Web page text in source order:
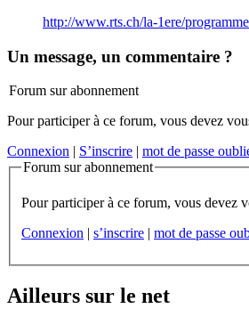
http://www.rts.ch/la-1ere/
Un message, un commentaire ?
Forum sur abonnement
Pour participer à ce forum, vous devez
Connexion | S’inscrire | mot de passe
Forum sur abonnement
Connexion | s’inscrire | mot de passe
Ailleurs sur le net